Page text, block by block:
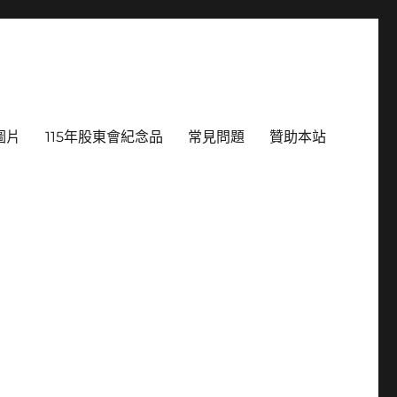
片 115年股東會紀念品 常見問題 贊助本站